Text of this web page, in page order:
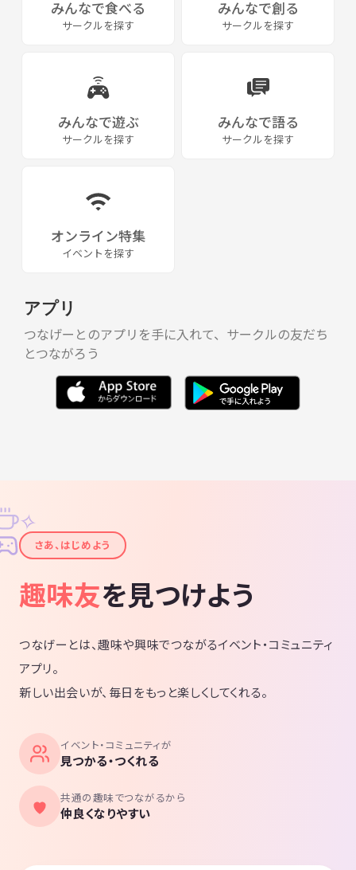
みんなで食べる
サークルを探す
みんなで創る
サークルを探す
みんなで遊ぶ
サークルを探す
みんなで語る
サークルを探す
オンライン特集
イベントを探す
アプリ
つなげーとのアプリを手に入れて、サークルの友だち
とつながろう
✦
✧
さあ、はじめよう
趣味友を見つけよう
つなげーとは、趣味や興味でつながるイベント・コミュニティ
アプリ。
新しい出会いが、毎日をもっと楽しくしてくれる。
イベント・コミュニティが
見つかる・つくれる
共通の趣味でつながるから
仲良くなりやすい